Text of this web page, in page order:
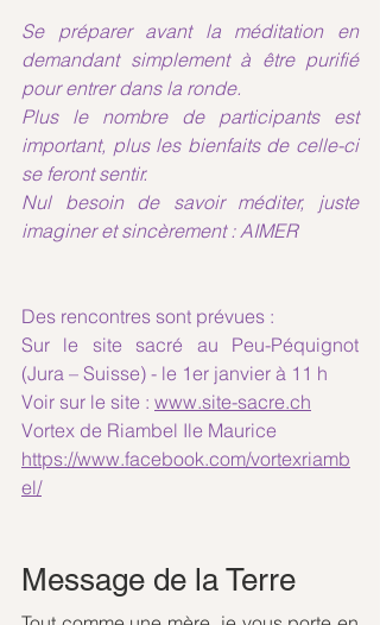
​Se préparer avant la méditation en
demandant simplement à être purifié
pour entrer dans la ronde.
Plus le nombre de participants est
important, plus les bienfaits de celle-ci
se feront sentir.
Nul besoin de savoir méditer, juste
imaginer et sincèrement : AIMER
Des rencontres sont prévues :
Sur le site sacré au Peu-Péquignot
(Jura – Suisse) - le 1er janvier à 11 h
Voir sur le site : www.site-sacre.ch
Vortex de Riambel Ile Maurice
https://www.facebook.com/vortexriamb
el/
Message de la Terre